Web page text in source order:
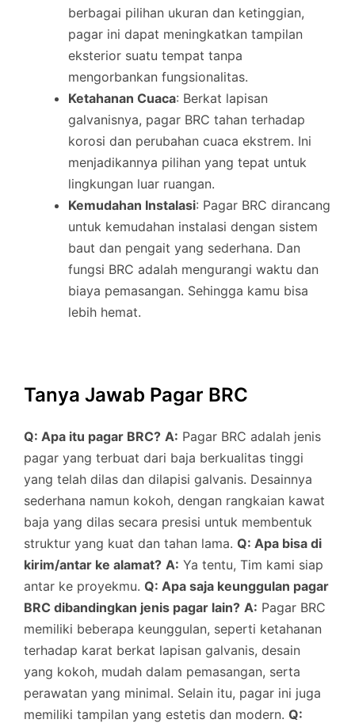
berbagai pilihan ukuran dan ketinggian,
pagar ini dapat meningkatkan tampilan
eksterior suatu tempat tanpa
mengorbankan fungsionalitas.
Ketahanan Cuaca: Berkat lapisan
galvanisnya, pagar BRC tahan terhadap
korosi dan perubahan cuaca ekstrem. Ini
menjadikannya pilihan yang tepat untuk
lingkungan luar ruangan.
Kemudahan Instalasi: Pagar BRC dirancang
untuk kemudahan instalasi dengan sistem
baut dan pengait yang sederhana. Dan
fungsi BRC adalah mengurangi waktu dan
biaya pemasangan. Sehingga kamu bisa
lebih hemat.
Tanya Jawab Pagar BRC
Q: Apa itu pagar BRC? A: Pagar BRC adalah jenis
pagar yang terbuat dari baja berkualitas tinggi
yang telah dilas dan dilapisi galvanis. Desainnya
sederhana namun kokoh, dengan rangkaian kawat
baja yang dilas secara presisi untuk membentuk
struktur yang kuat dan tahan lama. Q: Apa bisa di
kirim/antar ke alamat? A: Ya tentu, Tim kami siap
antar ke proyekmu. Q: Apa saja keunggulan pagar
BRC dibandingkan jenis pagar lain? A: Pagar BRC
memiliki beberapa keunggulan, seperti ketahanan
terhadap karat berkat lapisan galvanis, desain
yang kokoh, mudah dalam pemasangan, serta
perawatan yang minimal. Selain itu, pagar ini juga
memiliki tampilan yang estetis dan modern. Q: